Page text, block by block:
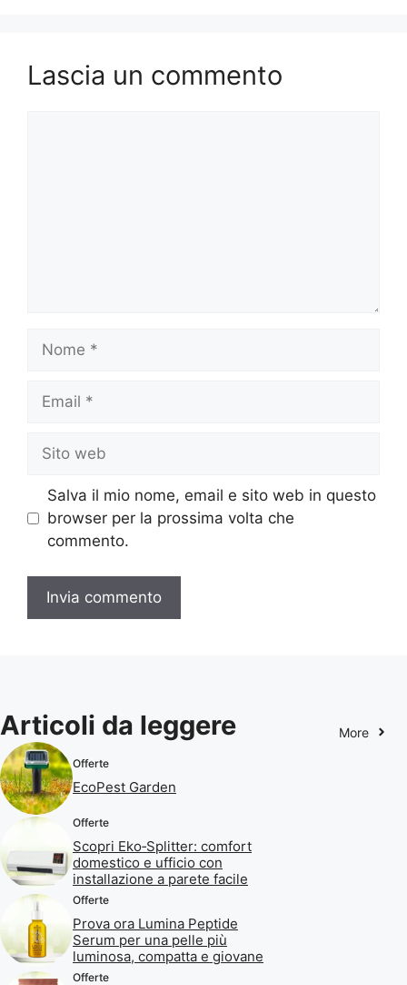
Lascia un commento
Nome
Email
Sito
web
Salva il mio nome, email e sito web in questo
browser per la prossima volta che
commento.
Articoli da leggere More
Offerte
EcoPest Garden
Offerte
Scopri Eko‑Splitter: comfort
domestico e ufficio con
installazione a parete facile
Offerte
Prova ora Lumina Peptide
Serum per una pelle più
luminosa, compatta e giovane
Offerte